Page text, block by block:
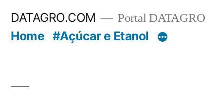
DATAGRO.COM Portal DATAGRO
Home #Açúcar e Etanol